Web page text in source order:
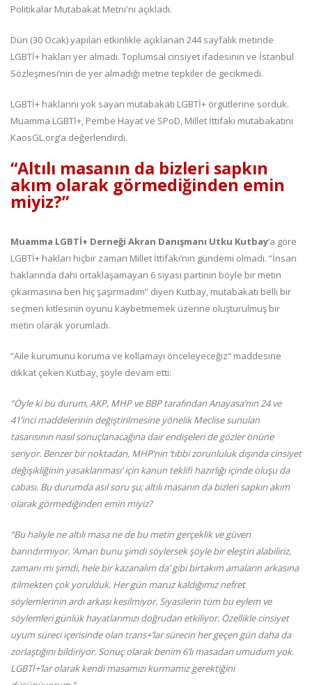
Politikalar Mutabakat Metni'ni açıkladı.
Dün (30 Ocak) yapılan etkinlikle açıklanan 244 sayfalık metinde
LGBTİ+ hakları yer almadı. Toplumsal cinsiyet ifadesinin ve İstanbul
Sözleşmesi’nin de yer almadığı metne tepkiler de gecikmedi.
LGBTİ+ haklarını yok sayan mutabakatı LGBTİ+ örgütlerine sorduk.
Muamma LGBTİ+, Pembe Hayat ve SPoD, Millet İttifakı mutabakatını
KaosGL.org’a değerlendirdi.
“Altılı masanın da bizleri sapkın
akım olarak görmediğinden emin
miyiz?”
Muamma LGBTİ+ Derneği Akran Danışmanı Utku Kutbay’a göre
LGBTİ+ hakları hiçbir zaman Millet İttifakı’nın gündemi olmadı. “İnsan
haklarında dahi ortaklaşamayan 6 siyasi partinin böyle bir metin
çıkarmasına ben hiç şaşırmadım” diyen Kutbay, mutabakatı belli bir
seçmen kitlesinin oyunu kaybetmemek üzerine oluşturulmuş bir
metin olarak yorumladı.
“Aile kurumunu koruma ve kollamayı önceleyeceğiz” maddesine
dikkat çeken Kutbay, şöyle devam etti:
“Öyle ki bu durum, AKP, MHP ve BBP tarafından Anayasa’nın 24 ve
41’inci maddelerinin değiştirilmesine yönelik Meclise sunulan
tasarısının nasıl sonuçlanacağına dair endişeleri de gözler önüne
seriyor. Benzer bir noktadan, MHP’nin ‘tıbbi zorunluluk dışında cinsiyet
değişikliğinin yasaklanması’ için kanun teklifi hazırlığı içinde oluşu da
cabası. Bu durumda asıl soru şu; altılı masanın da bizleri sapkın akım
olarak görmediğinden emin miyiz?
“Bu haliyle ne altılı masa ne de bu metin gerçeklik ve güven
barındırmıyor. ‘Aman bunu şimdi söylersek şöyle bir eleştiri alabiliriz,
zamanı mı şimdi, hele bir kazanalım da’ gibi birtakım amaların arkasına
itilmekten çok yorulduk. Her gün maruz kaldığımız nefret
söylemlerinin ardı arkası kesilmiyor. Siyasilerin tüm bu eylem ve
söylemleri günlük hayatlarımızı doğrudan etkiliyor. Özellikle cinsiyet
uyum süreci içerisinde olan trans+’lar sürecin her geçen gün daha da
zorlaştığını bildiriyor. Sonuç olarak benim 6’lı masadan umudum yok.
LGBTİ+’lar olarak kendi masamızı kurmamız gerektiğini